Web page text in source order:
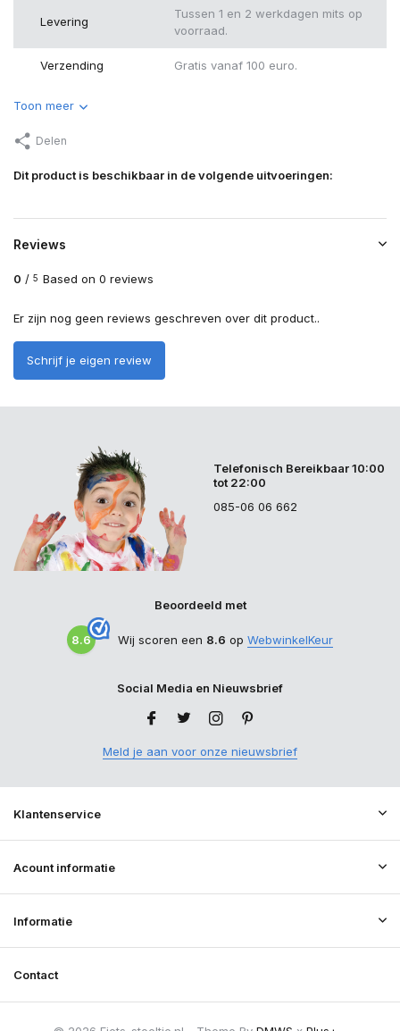
Levering
Tussen 1 en 2 werkdagen mits op
voorraad.
Verzending Gratis vanaf 100 euro.
Toon meer
Delen
Dit product is beschikbaar in de volgende uitvoeringen:
Reviews
0 / 5 Based on 0 reviews
Er zijn nog geen reviews geschreven over dit product..
Schrijf je eigen review
Telefonisch Bereikbaar 10:00
tot 22:00
085-06 06 662
Beoordeeld met
8.6 Wij scoren een 8.6 op WebwinkelKeur
Social Media en Nieuwsbrief
Meld je aan voor onze nieuwsbrief
Klantenservice
Acount informatie
Informatie
Contact